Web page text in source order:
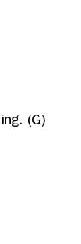
(G)